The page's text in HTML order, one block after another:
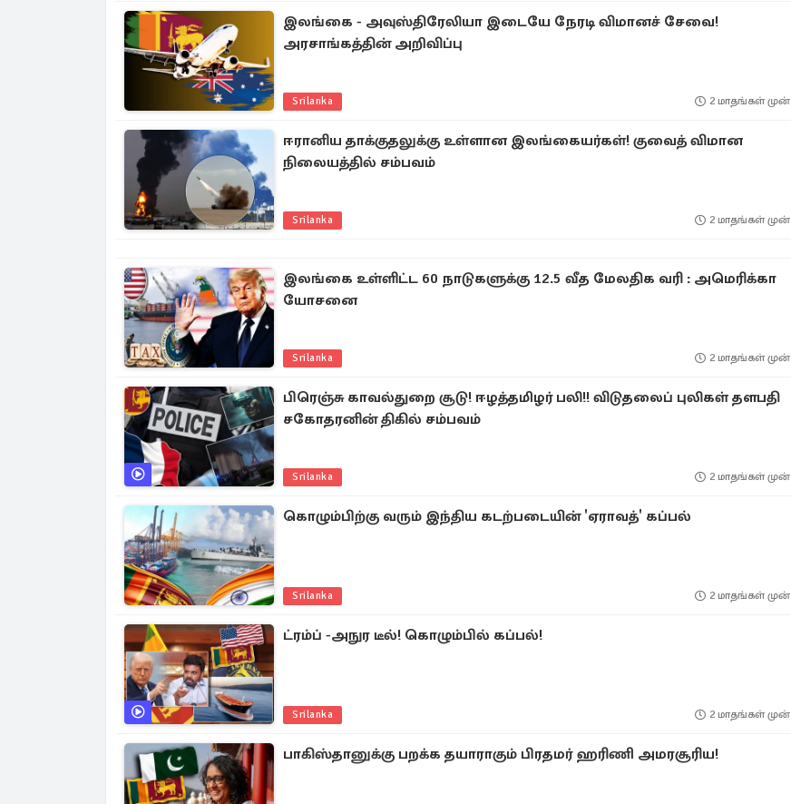
இலங்கை - அவுஸ்திரேலியா இடையே நேரடி விமானச் சேவை!
அரசாங்கத்தின் அறிவிப்பு
Srilanka 2 மாதங்கள் முன்
ஈரானிய தாக்குதலுக்கு உள்ளான இலங்கையர்கள்! குவைத் விமான
நிலையத்தில் சம்பவம்
Srilanka 2 மாதங்கள் முன்
இலங்கை உள்ளிட்ட 60 நாடுகளுக்கு 12.5 வீத மேலதிக வரி : அமெரிக்கா
யோசனை
Srilanka 2 மாதங்கள் முன்
பிரெஞ்சு காவல்துறை சூடு! ஈழத்தமிழர் பலி!! விடுதலைப் புலிகள் தளபதி
சகோதரனின் திகில் சம்பவம்
Srilanka 2 மாதங்கள் முன்
கொழும்பிற்கு வரும் இந்திய கடற்படையின் 'ஏராவத்' கப்பல்
Srilanka 2 மாதங்கள் முன்
ட்ரம்ப் -அநுர டீல்! கொழும்பில் கப்பல்!
Srilanka 2 மாதங்கள் முன்
பாகிஸ்தானுக்கு பறக்க தயாராகும் பிரதமர் ஹரிணி அமரசூரிய!